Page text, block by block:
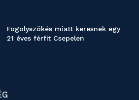
Fogolyszökés miatt keresnek egy
21 éves férfit Csepelen